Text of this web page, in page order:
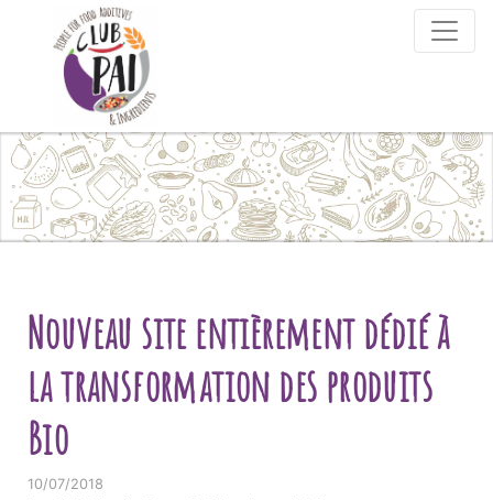
Skip to content
Nouveau site entièrement dédié à
la transformation des produits
Bio
10/07/2018